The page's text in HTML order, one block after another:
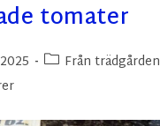
tomater
Från trädgården